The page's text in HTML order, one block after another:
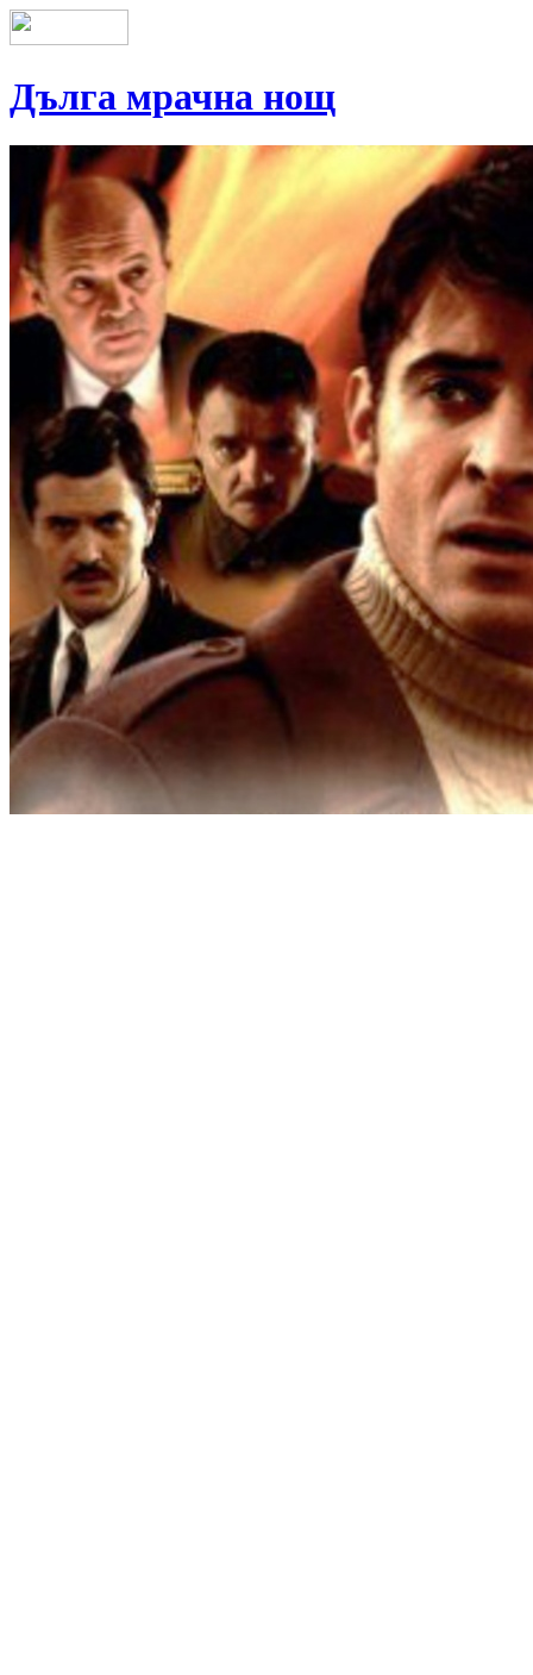
Дълга мрачна нощ